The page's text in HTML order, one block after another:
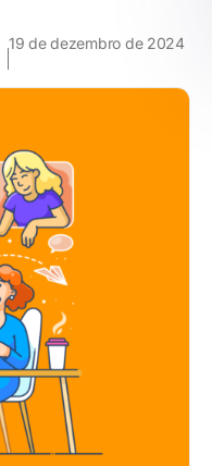
19 de dezembro de 2024